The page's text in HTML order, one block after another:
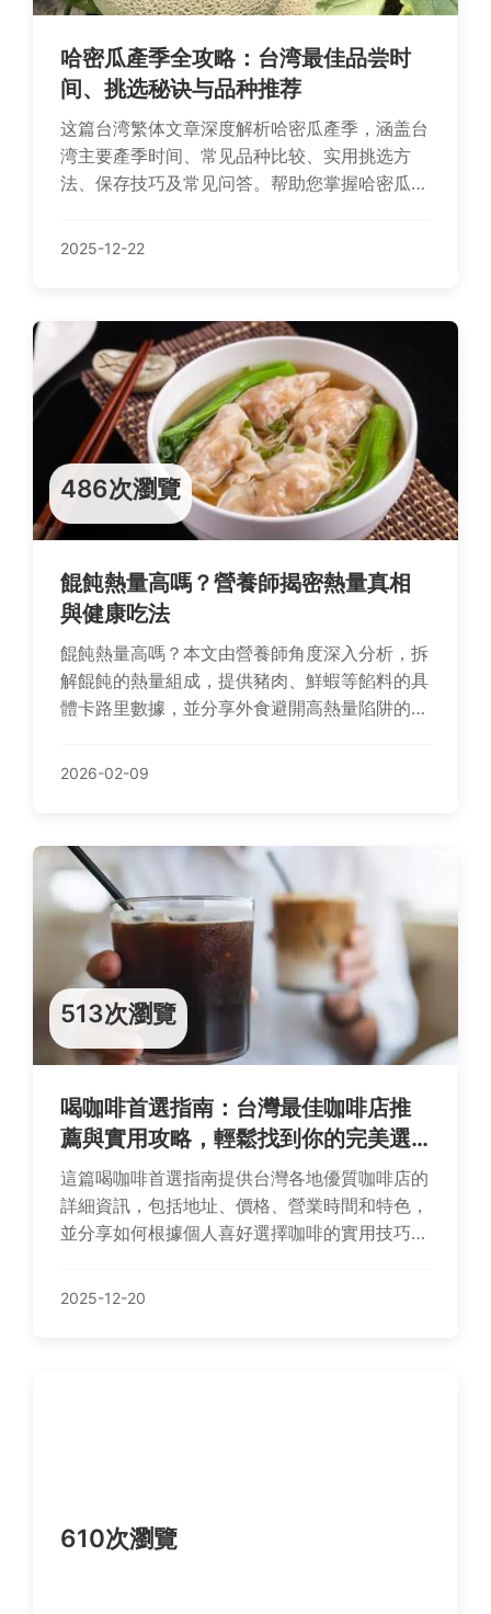
哈密瓜產季全攻略：台湾最佳品尝时
间、挑选秘诀与品种推荐
这篇台湾繁体文章深度解析哈密瓜產季，涵盖台
湾主要產季时间、常见品种比较、实用挑选方
法、保存技巧及常见问答。帮助您掌握哈密瓜最
于实际经验，提供详实建议。
2025-12-22
486次瀏覽
餛飩熱量高嗎？營養師揭密熱量真相
與健康吃法
餛飩熱量高嗎？本文由營養師角度深入分析，拆
解餛飩的熱量組成，提供豬肉、鮮蝦等餡料的具
體卡路里數據，並分享外食避開高熱量陷阱的實
受台灣小吃美味，同時控制體重無負擔。
2026-02-09
513次瀏覽
喝咖啡首選指南：台灣最佳咖啡店推
薦與實用攻略，輕鬆找到你的完美選
擇
這篇喝咖啡首選指南提供台灣各地優質咖啡店的
詳細資訊，包括地址、價格、營業時間和特色，
並分享如何根據個人喜好選擇咖啡的實用技巧。
薦，解決選擇困難，讓每次喝咖啡都成為享受。
2025-12-20
610次瀏覽